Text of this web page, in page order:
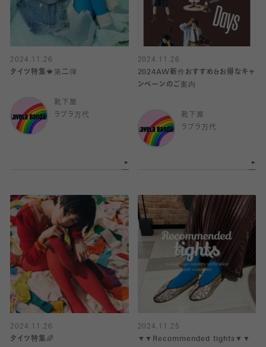
2024.11.26
タイツ特集🍁第二弾
靴下屋
ラブラ万代
2024.11.26
2024AW新作おすすめ&お得なキャ
ンペーンのご案内
靴下屋
ラブラ万代
2024.11.26
タイツ特集🌈
2024.11.25
▼▼Recommended tights▼▼